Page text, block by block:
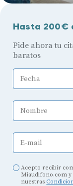
Hasta 200€
Pide ahora tu
baratos
Fecha
Nombre
E-mail
Acepto recibir
Miaudifono.com y
nuestras